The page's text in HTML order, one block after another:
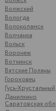
Волжский
Вологда
Волоколамск
Волчанка
Вольск
Воронеж
Воткинск
Вятские Поляны
Гороховец
Гусь-Хрустальный
Данилкино
Саратовская обл